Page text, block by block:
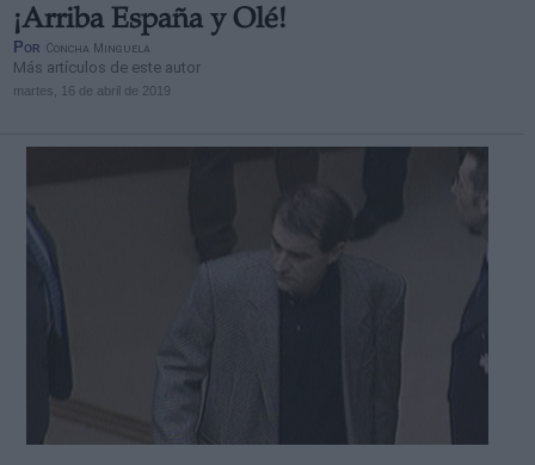
¡Arriba España y Olé!
Por Concha Minguela
Más artículos de este autor
martes, 16 de abril de 2019